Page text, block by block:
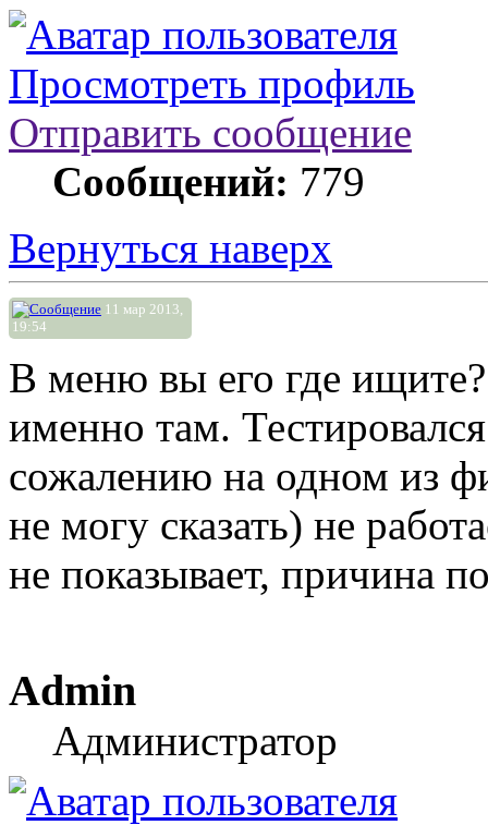
Просмотреть профиль
Отправить сообщение
Сообщений: 779
Вернуться наверх
11 мар 2013,
19:54
В меню вы его где
именно там.
сожалению на одном из
не могу сказать) не
не показывает, причина
Admin
Администратор